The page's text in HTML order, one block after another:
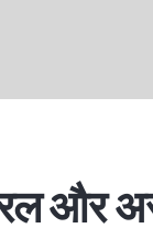
और